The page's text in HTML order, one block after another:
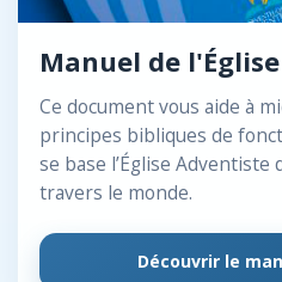
Manuel de
Ce document vous aide à
principes bibliques de
se base l’Église Adventiste
travers le monde.
Découvrir le